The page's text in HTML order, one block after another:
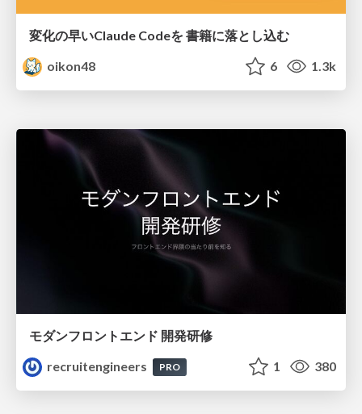
変化の早いClaude Codeを 書籍に落とし込む
oikon48
6 1.3k
モダンフロントエンド 開発研修
recruitengineers
PRO 1 380